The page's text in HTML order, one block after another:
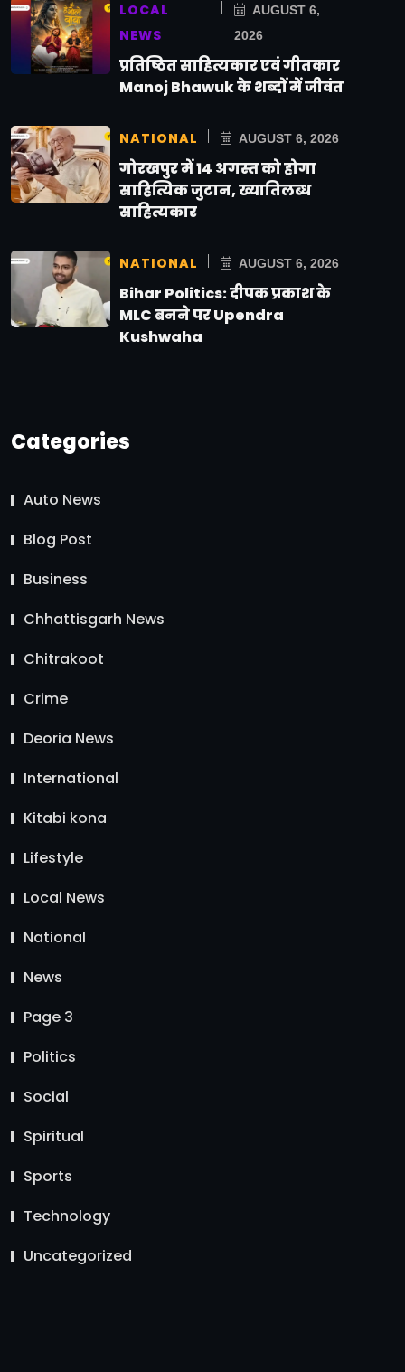
LOCAL
NEWS
AUGUST 6,
2026
प्रतिष्ठित साहित्यकार एवं गीतकार
Manoj Bhawuk के शब्दों में जीवंत
NATIONAL AUGUST 6, 2026
गोरखपुर में 14 अगस्त को होगा
साहित्यिक जुटान, ख्यातिलब्ध
साहित्यकार
NATIONAL AUGUST 6, 2026
Bihar Politics: दीपक प्रकाश के
MLC बनने पर Upendra
Kushwaha
Categories
Auto News
Blog Post
Business
Chhattisgarh News
Chitrakoot
Crime
Deoria News
International
Kitabi kona
Lifestyle
Local News
National
News
Page 3
Politics
Social
Spiritual
Sports
Technology
Uncategorized